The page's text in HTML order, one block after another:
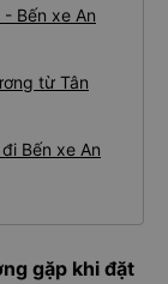
Bến xe An
từ Tân
Bến xe An
gặp khi đặt